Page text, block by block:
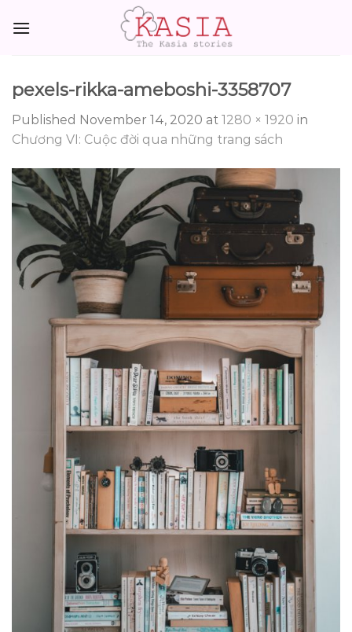
pexels-rikka-ameboshi-3358707
Published November 14, 2020 at 1280 × 1920 in
Chương VI: Cuộc đời qua những trang sách